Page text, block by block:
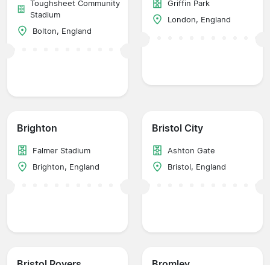
Toughsheet Community
Stadium
Bolton, England
Griffin Park
London, England
Brighton
Falmer Stadium
Brighton, England
Bristol City
Ashton Gate
Bristol, England